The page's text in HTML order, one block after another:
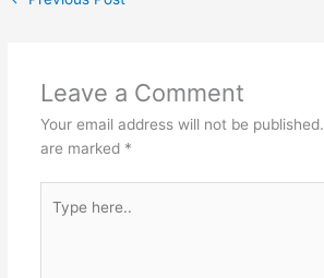
Leave a Comment
Your email address will not be published.
are marked *
here..